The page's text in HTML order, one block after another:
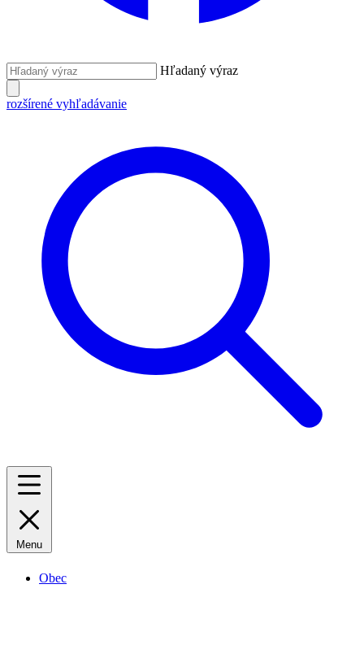
Hľadaný výraz
rozšírené vyhľadávanie
Menu
Obec